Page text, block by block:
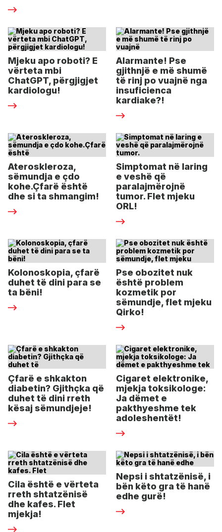
Mjeku apo roboti? E
vërteta mbi
ChatGPT, përgjigjet
kardiologu!
Alarmante! Pse
gjithnjë e më shumë
të rinj po vuajnë nga
insuficienca
kardiake?!
Ateroskleroza,
sëmundja e çdo
kohe.Çfarë është
dhe si ta shmangim!
Simptomat në laring
e veshë që
paralajmërojnë
tumor. Flet mjeku
ORL!
Kolonoskopia, çfarë
duhet të dini para se
ta bëni!
Pse obozitet nuk
është problem
kozmetik por
sëmundje, flet mjeku
Qirko!
Çfarë e shkakton
diabetin? Gjithçka që
duhet të dini rreth
kësaj sëmundjeje!
Cigaret elektronike,
mjekja toksikologe:
Ja dëmet e
pakthyeshme tek
adoleshentët!
Cila është e vërteta
rreth shtatzënisë
dhe kafes. Flet
mjekja!
Nepsi i shtatzënisë, i
bën këto gra të hanë
edhe gurë!